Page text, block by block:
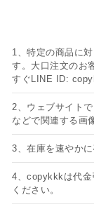
1、特定の商品に
す。大口注文のお
すぐLINE ID:
2、ウェブサイト
などで関連する画
3、在庫を速やか
4、copykkkは代金
ください。